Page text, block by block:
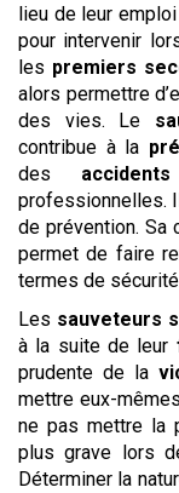
lieu de leur
pour intervenir
les premiers
alors permettre
des vies. Le
contribue à la
des accidents
professionnelles.
de prévention. Sa
permet de faire
termes de
Les sauveteurs
à la suite de leur
prudente de la
mettre eux-
ne pas mettre la
plus grave lors
Déterminer la